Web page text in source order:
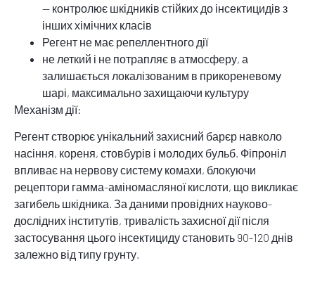
— контролює шкідників стійких до інсектицидів з
інших хімічних класів
Регент не має репеллентного дії
не леткий і не потрапляє в атмосферу, а
залишається локалізованим в прикореневому
шарі, максимально захищаючи культуру
Механізм дії:
Регент створює унікальний захисний барєр навколо
насіння, кореня, стовбурів і молодих бульб. Фіпроніл
впливає на нервову систему комахи, блокуючи
рецептори гамма-аміномасляної кислоти, що викликає
загибель шкідника. За даними провідних науково-
дослідних інститутів, тривалість захисної дії після
застосування цього інсектициду становить 90-120 днів
залежно від типу грунту.